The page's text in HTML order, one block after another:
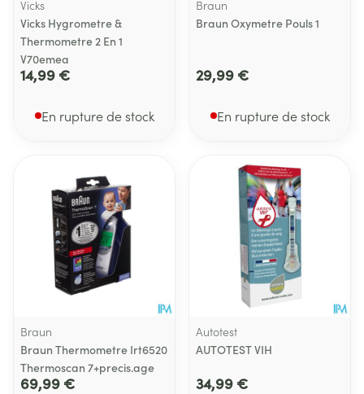
Vicks
Vicks Hygrometre &
Thermometre 2 En 1
V70emea
14,99 €
En rupture de stock
Braun
Braun Oxymetre Pouls 1
29,99 €
En rupture de stock
Braun
Braun Thermometre Irt6520
Thermoscan 7+precis.age
69,99 €
Autotest
AUTOTEST VIH
34,99 €